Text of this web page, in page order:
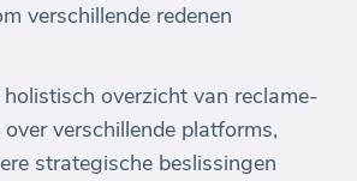
verschillende redenen
overzicht van reclame-
verschillende platforms,
strategische beslissingen